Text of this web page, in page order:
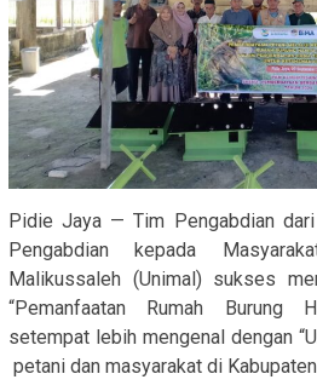
Pidie Jaya — Tim Pengabdian
Pengabdian kepada
Malikussaleh (Unimal) sukses
“Pemanfaatan Rumah Burung
setempat lebih mengenal dengan
petani dan masyarakat di